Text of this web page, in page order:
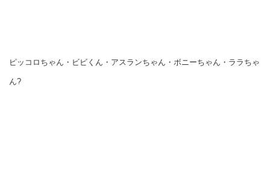
ピッコロちゃん・ビビくん・アスランちゃん・ボニーちゃん・ララちゃ
ん?